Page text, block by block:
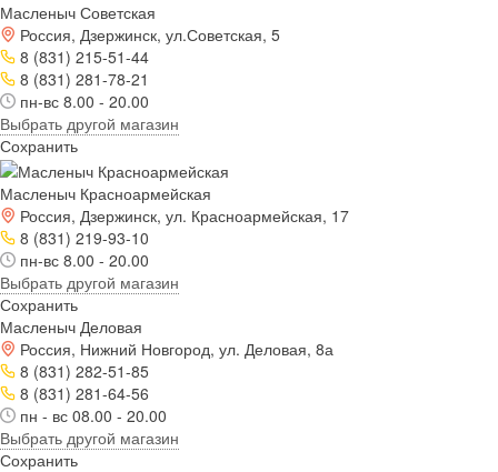
Масленыч Советская
Россия, Дзержинск, ул.Советская, 5
8 (831) 215-51-44
8 (831) 281-78-21
пн-вс 8.00 - 20.00
Выбрать другой магазин
Сохранить
Масленыч Красноармейская
Россия, Дзержинск, ул. Красноармейская, 17
8 (831) 219-93-10
пн-вс 8.00 - 20.00
Выбрать другой магазин
Сохранить
Масленыч Деловая
Россия, Нижний Новгород, ул. Деловая, 8а
8 (831) 282-51-85
8 (831) 281-64-56
пн - вс 08.00 - 20.00
Выбрать другой магазин
Сохранить